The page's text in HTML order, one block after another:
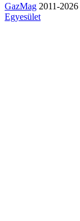
GazMag 2011-2026
Egyesület